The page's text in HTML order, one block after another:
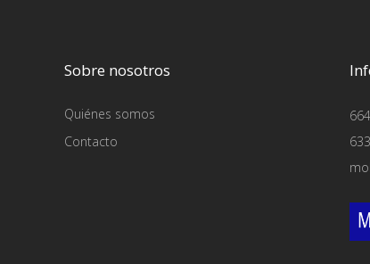
Sobre nosotros
Quiénes somos
Contacto